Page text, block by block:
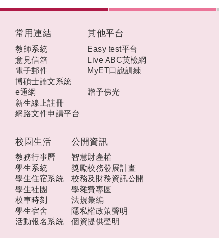
校園生活
教務行事曆
學生系統
學生住宿系統
學生社團
校車時刻
學生宿舍
活動報名系統
公開資訊
智慧財產權
獎勵校務發展計畫
校務及財務資訊公開
學雜費專區
法規彙編
隱私權政策聲明
個資提供聲明
常用連結
教師系統
意見信箱
電子郵件
博碩士論文系統
e通網
新生線上註冊
網路文件申請平台
其他平台
Easy test平台
Live ABC英檢網
MyET口說訓練
贈予佛光